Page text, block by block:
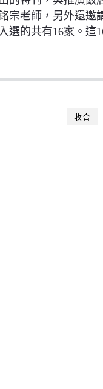
宗老師，另外還邀
選的共有16家。這
收合